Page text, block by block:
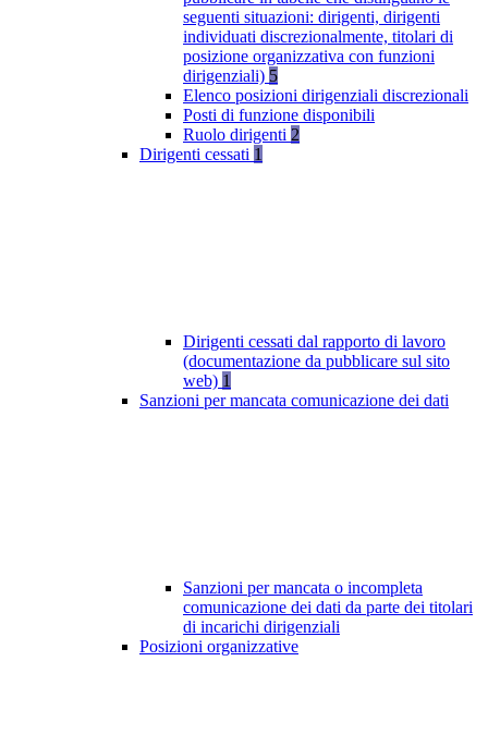
seguenti situazioni: dirigenti, dirigenti
individuati discrezionalmente, titolari di
posizione organizzativa con funzioni
dirigenziali) 5
Elenco posizioni dirigenziali discrezionali
Posti di funzione disponibili
Ruolo dirigenti 2
Dirigenti cessati 1
Dirigenti cessati dal rapporto di lavoro
(documentazione da pubblicare sul sito
web) 1
Sanzioni per mancata comunicazione dei dati
Sanzioni per mancata o incompleta
comunicazione dei dati da parte dei titolari
di incarichi dirigenziali
Posizioni organizzative